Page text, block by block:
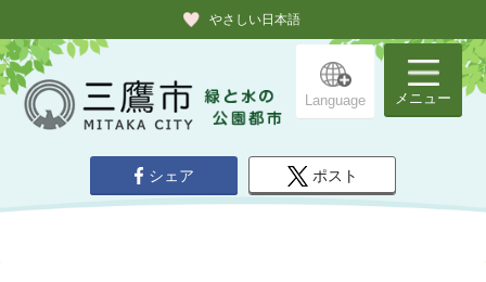
やさしい日本語
Language メニュー
シェア ポスト